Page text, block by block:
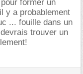
former un
y a probablement
... fouille dans un
trouver un